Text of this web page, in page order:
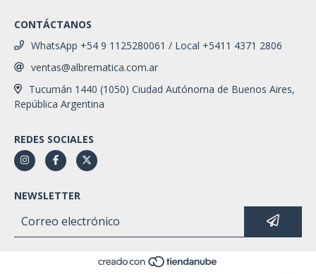
CONTÁCTANOS
WhatsApp +54 9 1125280061 / Local +5411 4371 2806
ventas@albrematica.com.ar
Tucumán 1440 (1050) Ciudad Autónoma de Buenos Aires,
República Argentina
REDES SOCIALES
NEWSLETTER